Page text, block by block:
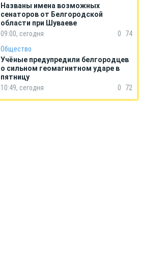
Названы имена возможных
сенаторов от Белгородской
области при Шуваеве
09:00, сегодня
0
74
Общество
Учёные предупредили белгородцев
о сильном геомагнитном ударе в
пятницу
10:49, сегодня
0 72